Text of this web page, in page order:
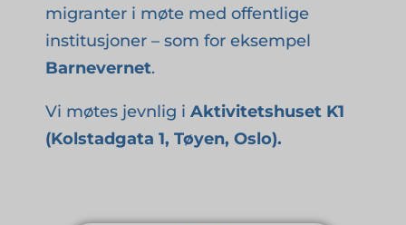
migranter i møte med offentlige
institusjoner – som for eksempel
Barnevernet.
Vi møtes jevnlig i Aktivitetshuset K1
(Kolstadgata 1, Tøyen, Oslo).